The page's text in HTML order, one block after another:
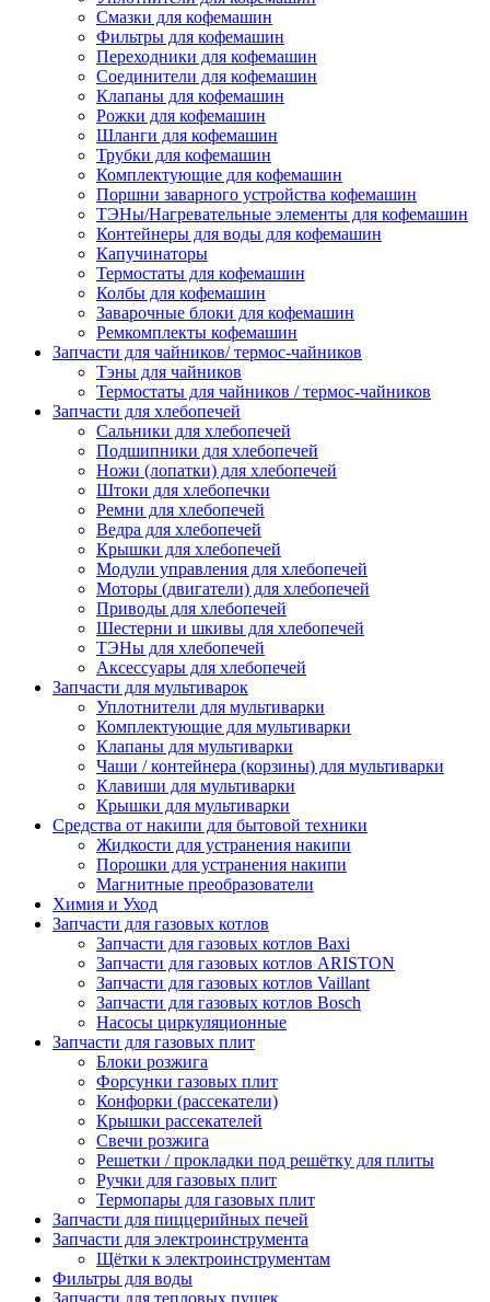
Смазки для кофемашин
Фильтры для кофемашин
Переходники для кофемашин
Соединители для кофемашин
Клапаны для кофемашин
Рожки для кофемашин
Шланги для кофемашин
Трубки для кофемашин
Комплектующие для кофемашин
Поршни заварного устройства кофемашин
ТЭНы/Нагревательные элементы для кофемашин
Контейнеры для воды для кофемашин
Капучинаторы
Термостаты для кофемашин
Колбы для кофемашин
Заварочные блоки для кофемашин
Ремкомплекты кофемашин
Запчасти для чайников/ термос-чайников
Тэны для чайников
Термостаты для чайников / термос-чайников
Запчасти для хлебопечей
Сальники для хлебопечей
Подшипники для хлебопечей
Ножи (лопатки) для хлебопечей
Штоки для хлебопечки
Ремни для хлебопечей
Ведра для хлебопечей
Крышки для хлебопечей
Модули управления для хлебопечей
Моторы (двигатели) для хлебопечей
Приводы для хлебопечей
Шестерни и шкивы для хлебопечей
ТЭНы для хлебопечей
Аксессуары для хлебопечей
Запчасти для мультиварок
Уплотнители для мультиварки
Комплектующие для мультиварки
Клапаны для мультиварки
Чаши / контейнера (корзины) для мультиварки
Клавиши для мультиварки
Крышки для мультиварки
Средства от накипи для бытовой техники
Жидкости для устранения накипи
Порошки для устранения накипи
Магнитные преобразователи
Химия и Уход
Запчасти для газовых котлов
Запчасти для газовых котлов Baxi
Запчасти для газовых котлов ARISTON
Запчасти для газовых котлов Vaillant
Запчасти для газовых котлов Bosch
Насосы циркуляционные
Запчасти для газовых плит
Блоки розжига
Форсунки газовых плит
Конфорки (рассекатели)
Крышки рассекателей
Свечи розжига
Решетки / прокладки под решётку для плиты
Ручки для газовых плит
Термопары для газовых плит
Запчасти для пиццерийных печей
Запчасти для электроинструмента
Щётки к электроинструментам
Фильтры для воды